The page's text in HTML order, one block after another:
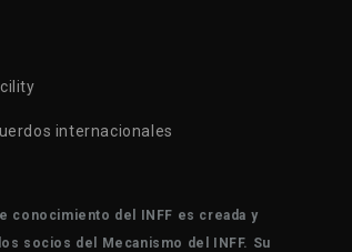
internacionales
conocimiento del INFF es creada y
socios del Mecanismo del INFF. Su